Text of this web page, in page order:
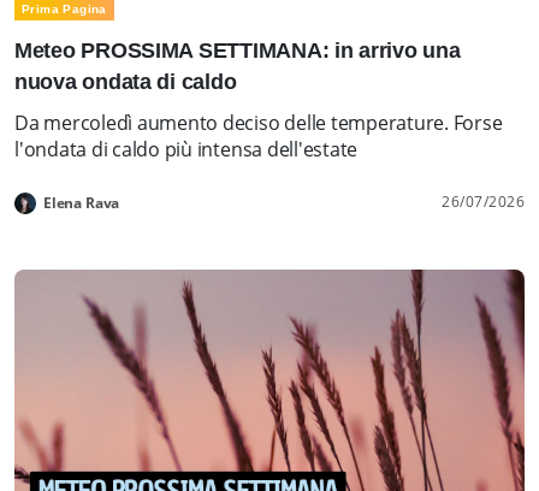
Prima Pagina
Meteo PROSSIMA SETTIMANA: in arrivo una
nuova ondata di caldo
Da mercoledì aumento deciso delle temperature. Forse
l'ondata di caldo più intensa dell'estate
Elena Rava 26/07/2026